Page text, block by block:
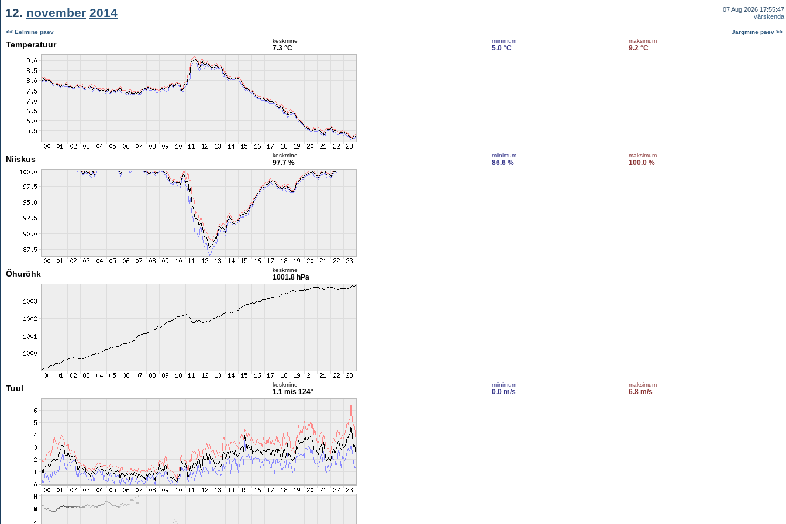
12. november 2014
07 Aug 2026 17:55:47
värskenda
<< Eelmine päev Järgmine päev >>
Temperatuur keskmine
7.3 °C
miinimum
5.0 °C
maksimum
9.2 °C
Niiskus keskmine
97.7 %
miinimum
86.6 %
maksimum
100.0 %
Õhurõhk keskmine
1001.8 hPa
Tuul keskmine
1.1 m/s 124°
miinimum
0.0 m/s
maksimum
6.8 m/s